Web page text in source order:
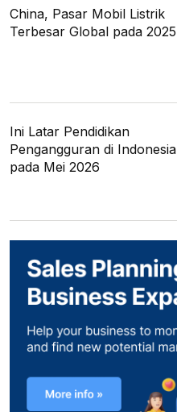
China, Pasar Mobil Listrik
Terbesar Global pada 2025
Ini Latar Pendidikan
Pengangguran di Indonesia
pada Mei 2026